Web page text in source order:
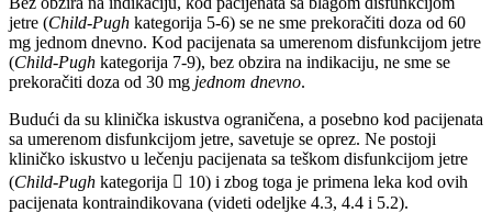
jetre (Child-Pugh kategorija 5-6) se ne sme prekoračiti doza od 60
mg jednom dnevno. Kod pacijenata sa umerenom disfunkcijom jetre
(Child-Pugh kategorija 7-9), bez obzira na indikaciju, ne sme se
prekoračiti doza od 30 mg jednom dnevno.
Budući da su klinička iskustva ograničena, a posebno kod pacijenata
sa umerenom disfunkcijom jetre, savetuje se oprez. Ne postoji
kliničko iskustvo u lečenju pacijenata sa teškom disfunkcijom jetre
(Child-Pugh kategorija  10) i zbog toga je primena leka kod ovih
pacijenata kontraindikovana (videti odeljke 4.3, 4.4 i 5.2).